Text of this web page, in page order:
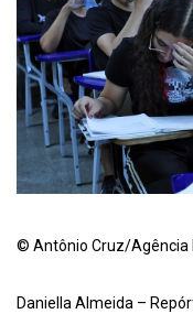
© Antônio Cruz/Agência
Daniella Almeida –